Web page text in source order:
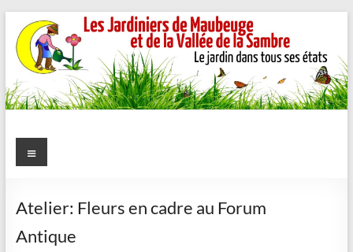
au
contenu
Les
de
Maubeuge
Menu
Atelier: Fleurs en cadre au Forum
Antique